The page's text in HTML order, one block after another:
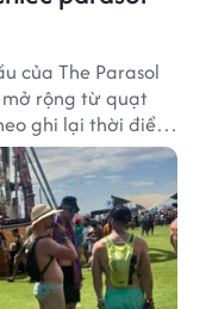
của The Parasol
mở rộng từ quạt
ghi lại thời điểm
và dần vượt khỏi